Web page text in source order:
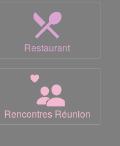
Restaurant
Rencontres Réunion